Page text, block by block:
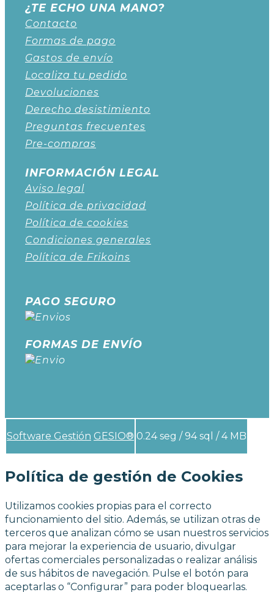
¿TE ECHO UNA MANO?
Contacto
Formas de pago
Gastos de envío
Localiza tu pedido
Devoluciones
Derecho desistimiento
Preguntas frecuentes
Pre-compras
INFORMACIÓN LEGAL
Aviso legal
Política de privacidad
Política de cookies
Condiciones generales
Política de Frikoins
PAGO SEGURO
FORMAS DE ENVÍO
Software Gestión GESIO® 0.24 seg /94 sql / 4 MB
Política de gestión de Cookies
Utilizamos cookies propias para el correcto
funcionamiento del sitio. Además, se utilizan otras de
terceros que analizan cómo se usan nuestros servicios
para mejorar la experiencia de usuario, divulgar
ofertas comerciales personalizadas o realizar análisis
de sus hábitos de navegación. Pulse el botón para
aceptarlas o “Configurar” para poder bloquearlas.